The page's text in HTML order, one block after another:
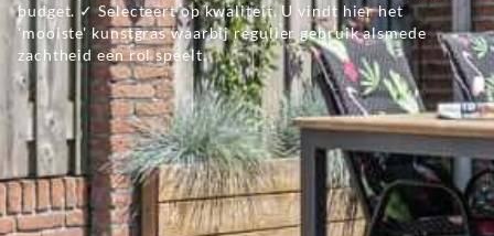
budget. ✓ Selecteert op kwaliteit. U vindt hier het
'mooiste' kunstgras waarbij regulier gebruik alsmede
zachtheid een rol speelt.